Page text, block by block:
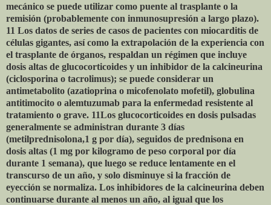
mecánico se puede utilizar como puente al trasplante o la
remisión (probablemente con inmunosupresión a largo plazo).
11 Los datos de series de casos de pacientes con miocarditis de
células gigantes, así como la extrapolación de la experiencia con
el trasplante de órganos, respaldan un régimen que incluye
dosis altas de glucocorticoides y un inhibidor de la calcineurina
(ciclosporina o tacrolimus); se puede considerar un
antimetabolito (azatioprina o micofenolato mofetil), globulina
antitimocito o alemtuzumab para la enfermedad resistente al
tratamiento o grave. 11Los glucocorticoides en dosis pulsadas
generalmente se administran durante 3 días
(metilprednisolona, ​​1 g por día), seguidos de prednisona en
dosis altas (1 mg por kilogramo de peso corporal por día
durante 1 semana), que luego se reduce lentamente en el
transcurso de un año, y solo disminuye si la fracción de
eyección se normaliza. Los inhibidores de la calcineurina deben
continuarse durante al menos un año, al igual que los